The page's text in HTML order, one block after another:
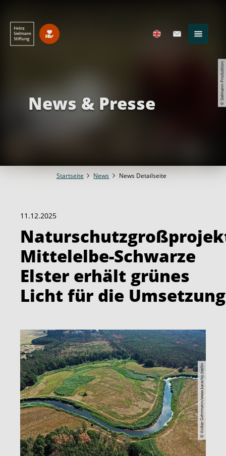
© Sielmann-Produktion
News & Presse
Startseite News News Detailseite
11.12.2025
Mittelelbe-Schwarze
Elster erhält grünes
Licht für die Umsetzung
© Volker Gehrmann/www.karacho.berlin